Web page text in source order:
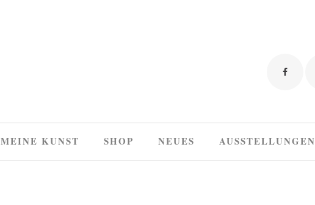
MEINE KUNST SHOP NEUES AUSSTELLUNGEN